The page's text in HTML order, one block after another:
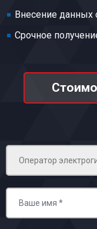
Внесение
Срочное